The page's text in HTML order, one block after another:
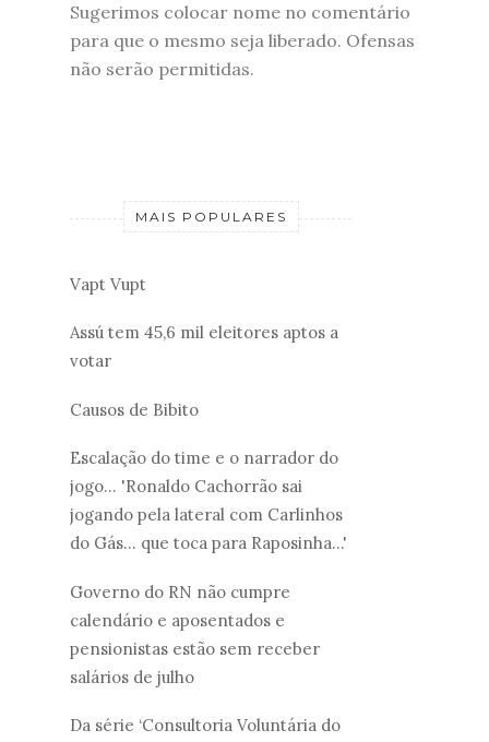
Sugerimos colocar nome no comentário
para que o mesmo seja liberado. Ofensas
não serão permitidas.
MAIS POPULARES
Vapt Vupt
Assú tem 45,6 mil eleitores aptos a
votar
Causos de Bibito
Escalação do time e o narrador do
jogo... 'Ronaldo Cachorrão sai
jogando pela lateral com Carlinhos
do Gás... que toca para Raposinha...'
Governo do RN não cumpre
calendário e aposentados e
pensionistas estão sem receber
salários de julho
Da série ‘Consultoria Voluntária do